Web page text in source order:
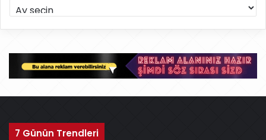
r
ş
v
7 Günün Trendleri